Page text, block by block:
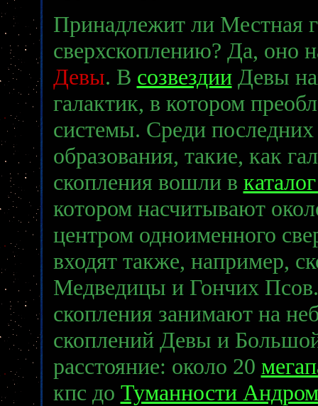
Принадлежит ли Местная
сверхскоплению? Да, оно
Девы. В созвездииДевы
галактик, в котором
системы. Среди последних
образования, такие, как
скопления вошли в
котором насчитывают
центром одноименного
входят также, например,
Медведицы и Гончих
скопления занимают на
скоплений Девы и
расстояние: около 20
кпс до Туманности